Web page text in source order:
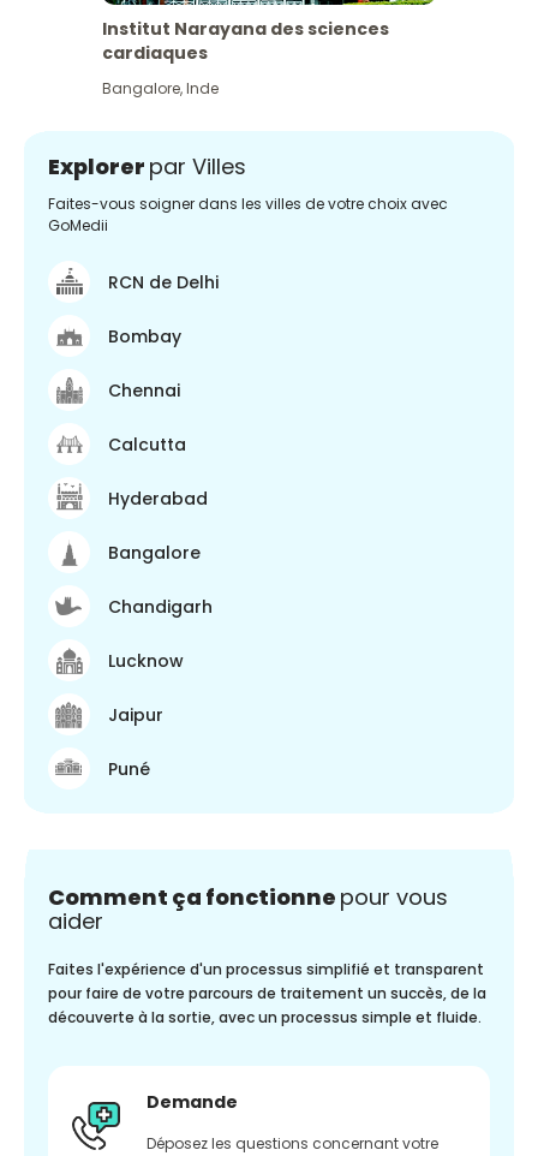
Institut Narayana des sciences
cardiaques
Bangalore,Inde
Explorer par Villes
Faites-vous soigner dans les villes de votre choix avec
GoMedii
RCN de Delhi
Bombay
Chennai
Calcutta
Hyderabad
Bangalore
Chandigarh
Lucknow
Jaipur
Puné
Comment ça fonctionne pour vous
aider
Faites l'expérience d'un processus simplifié et transparent
pour faire de votre parcours de traitement un succès, de la
découverte à la sortie, avec un processus simple et fluide.
Demande
Déposez les questions concernant votre